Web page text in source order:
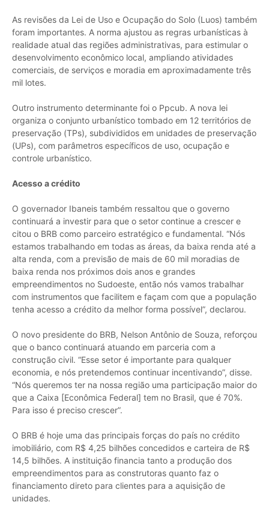
As revisões da Lei de Uso e Ocupação do Solo (Luos) também
foram importantes. A norma ajustou as regras urbanísticas à
realidade atual das regiões administrativas, para estimular o
desenvolvimento econômico local, ampliando atividades
comerciais, de serviços e moradia em aproximadamente três
mil lotes.
Outro instrumento determinante foi o Ppcub. A nova lei
organiza o conjunto urbanístico tombado em 12 territórios de
preservação (TPs), subdivididos em unidades de preservação
(UPs), com parâmetros específicos de uso, ocupação e
controle urbanístico.
Acesso a crédito
O governador Ibaneis também ressaltou que o governo
continuará a investir para que o setor continue a crescer e
citou o BRB como parceiro estratégico e fundamental. “Nós
estamos trabalhando em todas as áreas, da baixa renda até a
alta renda, com a previsão de mais de 60 mil moradias de
baixa renda nos próximos dois anos e grandes
empreendimentos no Sudoeste, então nós vamos trabalhar
com instrumentos que facilitem e façam com que a população
tenha acesso a crédito da melhor forma possível”, declarou.
O novo presidente do BRB, Nelson Antônio de Souza, reforçou
que o banco continuará atuando em parceria com a
construção civil. “Esse setor é importante para qualquer
economia, e nós pretendemos continuar incentivando”, disse.
“Nós queremos ter na nossa região uma participação maior do
que a Caixa [Econômica Federal] tem no Brasil, que é 70%.
Para isso é preciso crescer”.
O BRB é hoje uma das principais forças do país no crédito
imobiliário, com R$ 4,25 bilhões concedidos e carteira de R$
14,5 bilhões. A instituição financia tanto a produção dos
empreendimentos para as construtoras quanto faz o
financiamento direto para clientes para a aquisição de
unidades.